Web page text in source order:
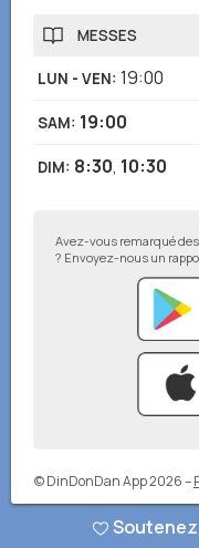
MESSES
LUN - VEN: 19:00
SAM: 19:00
DIM: 8:30, 10:30
Avez-vous remarqué
? Envoyez-nous un
© DinDonDan App 2026–
Soutenez